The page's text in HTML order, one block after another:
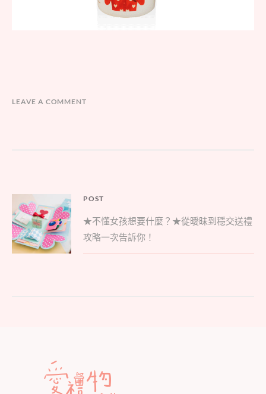
LEAVE A COMMENT
文
章
導
覽
POST
Parent
post:
★不懂女孩想要什麼？★從曖昧到穩交送禮
攻略一次告訴你！